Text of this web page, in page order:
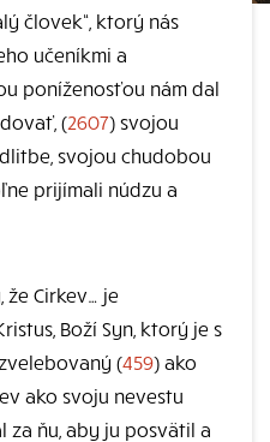
človek“, ktorý nás
učeníkmi a
poníženosťou nám dal
(2607) svojou
svojou chudobou
prijímali núdzu a
že Cirkev… je
Boží Syn, ktorý je s
(459) ako
ako svoju nevestu
za ňu, aby ju posvätil a